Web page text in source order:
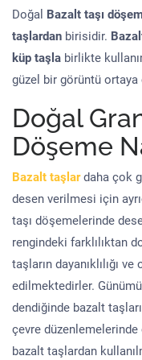
Doğal Bazalt taşı
taşlardan birisidir.
küp taşla birlikte
güzel bir görüntü ortaya
Doğal
Döşeme
Bazalt taşlardaha çok
desen verilmesi için
taşı döşemelerinde
rengindeki farklılıktan
taşların dayanıklılığı
edilmektedirler.
dendiğinde bazalt
çevre
bazalt taşlardan